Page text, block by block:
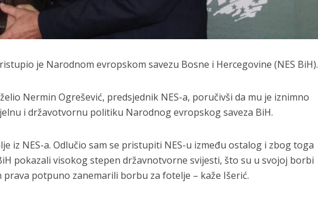
je Narodnom evropskom savezu Bosne i Hercegovine (NES BiH).
Nermin Ogrešević, predsjednik NES-a, poručivši da mu je iznimno
i državotvornu politiku Narodnog evropskog saveza BiH.
iz NES-a. Odlučio sam se pristupiti NES-u između ostalog i zbog toga
pokazali visokog stepen državnotvorne svijesti, što su u svojoj borbi
potpuno zanemarili borbu za fotelje – kaže Išerić.